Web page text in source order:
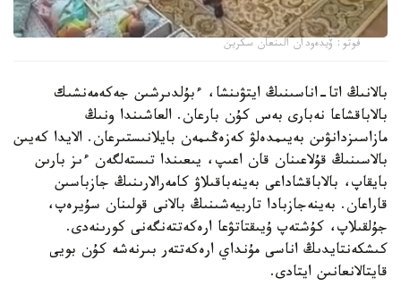
فوتو: ۆيدەودان الىنعان سكرين
بالانىڭ اتا-اناسىنىڭ ايتۋىنشا، ءبۇلدىرشىن جەكەمەنشىك
بالاباقشاعا نەبارى بەس كۇن بارعان. العاشىندا ونىڭ
مازاسىزدانۋىن بەيىمدەلۋ كەزەڭىمەن بايلانىستىرعان. الايدا كەيىن
بالاسىنىڭ قۇلاعىنان قان اعىپ، يىعىندا تىستەلگەن ءىز بارىن
بايقاپ، بالاباقشاداعى بەينەباقىلاۋ كامەرالارىنىڭ جازباسىن
قاراعان. بەينەجازبادا تاربيەشىنىڭ بالانى قولىنان سۇيرەپ،
جۇلقىلاپ، كۇشتەپ ۇيىقتاتۋعا ارەكەتتەنگەنى كورىنەدى.
كىشكەنتايدىڭ اناسى مۇنداي ارەكەتتەر بىرنەشە كۇن بويى
قايتالانعانىن ايتادى.